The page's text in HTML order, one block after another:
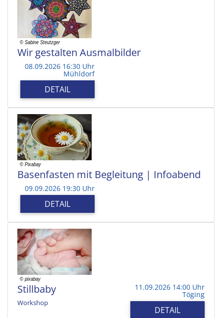
Wir gestalten Ausmalbilder
08.09.2026 16:30 Uhr
Mühldorf
DETAIL
Basenfasten mit Begleitung | Infoabend
09.09.2026 19:30 Uhr
DETAIL
Stillbaby
Workshop
11.09.2026 14:00 Uhr
Töging
DETAIL